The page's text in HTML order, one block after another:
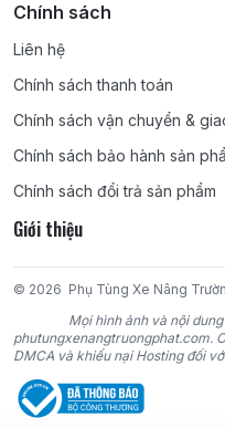
Chính sách
Liên hệ
Chính sách thanh toán
Chính sách vận chuyển &
Chính sách bảo hành sản
Chính sách đổi trả sản phẩm
Giới thiệu
© 2026 Phụ Tùng Xe Nâng
Mọi hình ảnh và nội
phutungxenangtruongphat.com.
DMCA và khiếu nại Hosting đối